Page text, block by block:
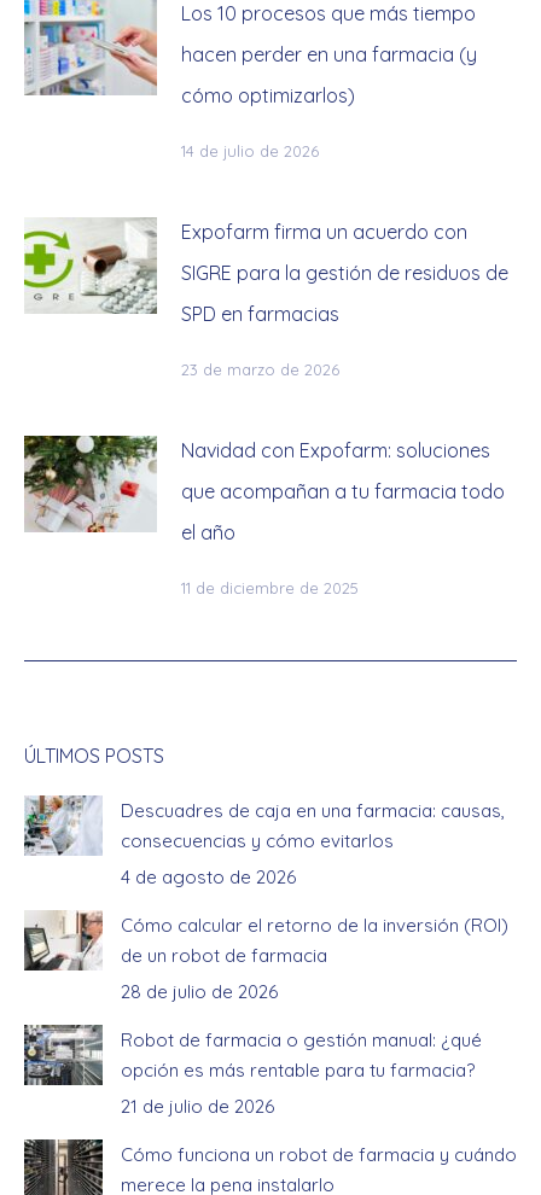
Los 10 procesos que más tiempo
hacen perder en una farmacia (y
cómo optimizarlos)
14 de julio de 2026
Expofarm firma un acuerdo con
SIGRE para la gestión de residuos de
SPD en farmacias
23 de marzo de 2026
Navidad con Expofarm: soluciones
que acompañan a tu farmacia todo
el año
11 de diciembre de 2025
ÚLTIMOS POSTS
Descuadres de caja en una farmacia: causas,
consecuencias y cómo evitarlos
4 de agosto de 2026
Cómo calcular el retorno de la inversión (ROI)
de un robot de farmacia
28 de julio de 2026
Robot de farmacia o gestión manual: ¿qué
opción es más rentable para tu farmacia?
21 de julio de 2026
Cómo funciona un robot de farmacia y cuándo
merece la pena instalarlo